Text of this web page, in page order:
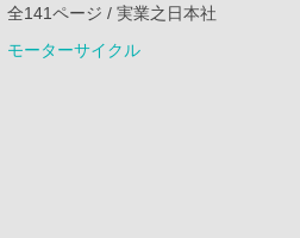
全141ページ / 実業之日本社
モーターサイクル